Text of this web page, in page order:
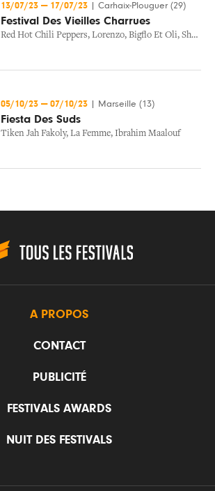
13/07/23 — 17/07/23 Carhaix-Plouguer (29)
Festival Des Vieilles Charrues
Red Hot Chili Peppers, Lorenzo, Bigflo Et Oli, Shaka Ponk
05/10/23 — 07/10/23 Marseille (13)
Fiesta Des Suds
Tiken Jah Fakoly, La Femme, Ibrahim Maalouf
A PROPOS
CONTACT
PUBLICITÉ
FESTIVALS AWARDS
NUIT DES FESTIVALS